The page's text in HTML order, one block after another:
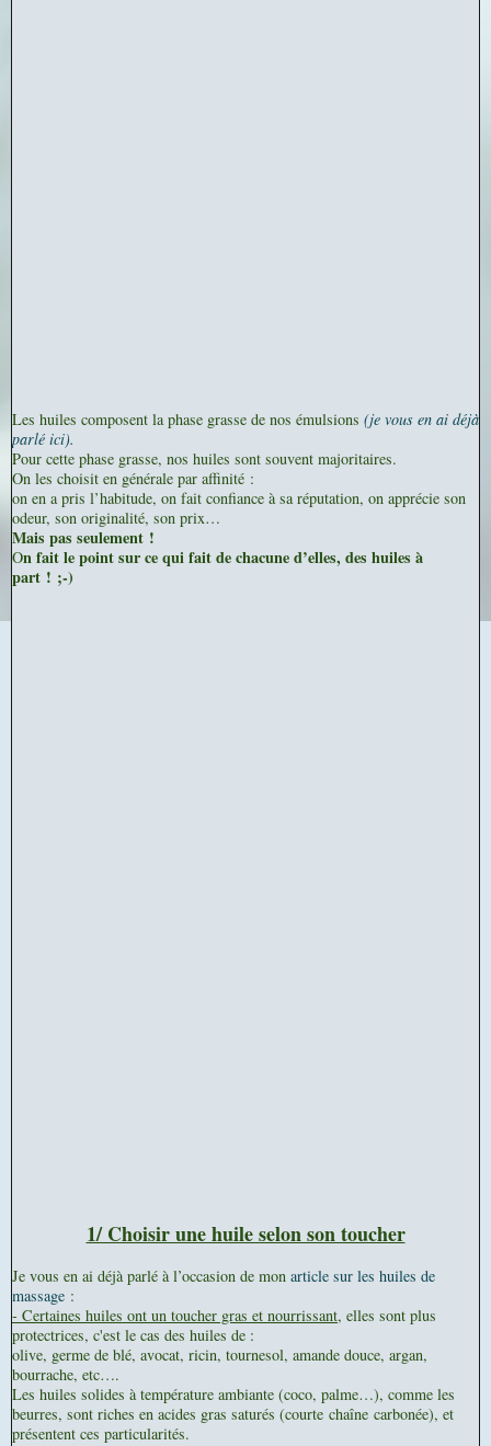
Les huiles composent la phase grasse de nos émulsions (je vous en ai déjà
parlé ici).
Pour cette phase grasse, nos huiles sont souvent majoritaires.
On les choisit en générale par affinité :
on en a pris l’habitude, on fait confiance à sa réputation, on apprécie son
odeur, son originalité, son prix…
Mais pas seulement !
On fait le point sur ce qui fait de chacune d’elles, des huiles à
part ! ;-)
1/ Choisir une huile selon son toucher
Je vous en ai déjà parlé à l’occasion de mon article sur les huiles de
massage :
- Certaines huiles ont un toucher gras et nourrissant, elles sont plus
protectrices, c'est le cas des huiles de :
olive, germe de blé, avocat, ricin, tournesol, amande douce, argan,
bourrache, etc….
Les huiles solides à température ambiante (coco, palme…), comme les
beurres, sont riches en acides gras saturés (courte chaîne carbonée), et
présentent ces particularités.